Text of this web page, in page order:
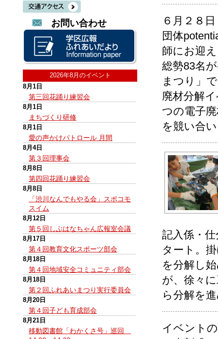
お問い合わせ
2026年8月のイベント
8月1日
第三回花踊り練習会
8月1日
まちづくり研修
8月1日
愛の声かけパトロール 月間
8月4日
第３回理事会
8月8日
第四回花踊り練習会
8月8日
「渋川なんでもやる会」スポコモ
スイム
8月12日
第５回しぶはなちゃん広報室会議
8月17日
第４回教育文化スポーツ部会
8月18日
第４回地域安全コミュニティ部会
8月18日
第２回ふれあいまつり実行委員会
8月20日
第４回子ども育成部会
8月21日
移動図書館「わかくさ号」巡回
６月２８
団体
師にお迎
総勢83名
まつり」
廃材分解
つの電子
を競い合
記入係・
タート。
を分解し
が、徐々
ら分解を
イベント